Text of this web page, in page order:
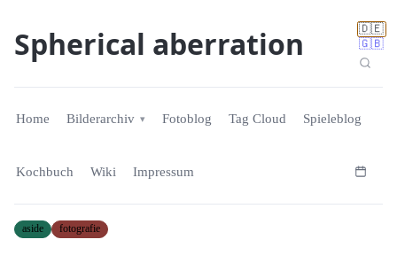
🇩🇪
🇬🇧
Spherical aberration
Home Bilderarchiv Fotoblog Tag Cloud Spieleblog
Kochbuch Wiki Impressum
aside fotografie